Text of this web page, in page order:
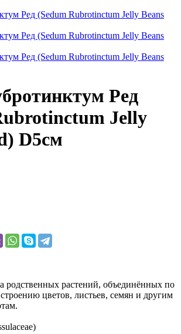
Ред
Jelly
D5см
родственных растений, объединённых по
цветов, листьев, семян и другим